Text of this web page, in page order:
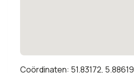
Coördinaten: 51.83172, 5.88619